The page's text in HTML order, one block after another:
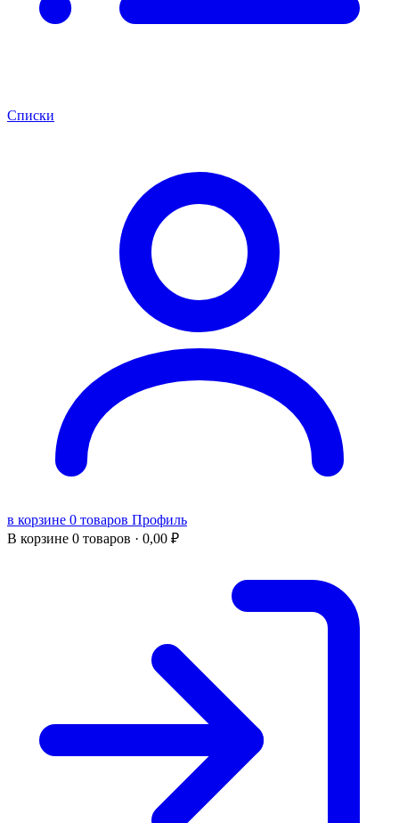
Списки
в корзине 0 товаров Профиль
В корзине 0 товаров · 0,00 ₽